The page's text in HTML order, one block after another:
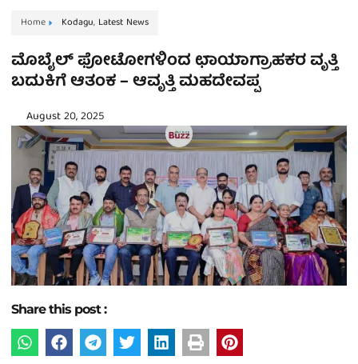
Home Kodagu, Latest News
ಮೊಬೈಲ್ ಫೋಟೋಗಳಿಂದ ಛಾಯಾಗ್ರಾಹಕರ ವೃತ್ತಿ
ಬದುಕಿಗೆ ಆತಂಕ – ಆವೃತ್ತಿ ಮಹದೇವಪ್ಪ
August 20, 2025
Share this post :